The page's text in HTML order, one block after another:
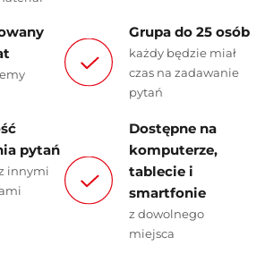
Grupa do 25 osób
każdy będzie miał
czas na zadawanie
pytań
pytań
innymi
Dostępne na
komputerze,
tablecie i
smartfonie
z dowolnego
miejsca